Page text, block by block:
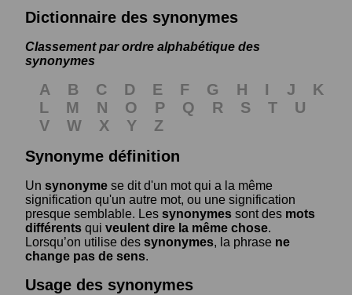
Dictionnaire des synonymes
Classement par ordre alphabétique des
synonymes
A B C D E F G H I J
K
L
M N O P Q R S T
U
V
W X Y
Z
Synonyme définition
Un synonyme se dit d'un mot qui a la même
signification qu'un autre mot, ou une signification
presque semblable. Les synonymes sont des mots
différents qui veulent dire la même chose.
Lorsqu’on utilise des synonymes, la phrase ne
change pas de sens.
Usage des synonymes